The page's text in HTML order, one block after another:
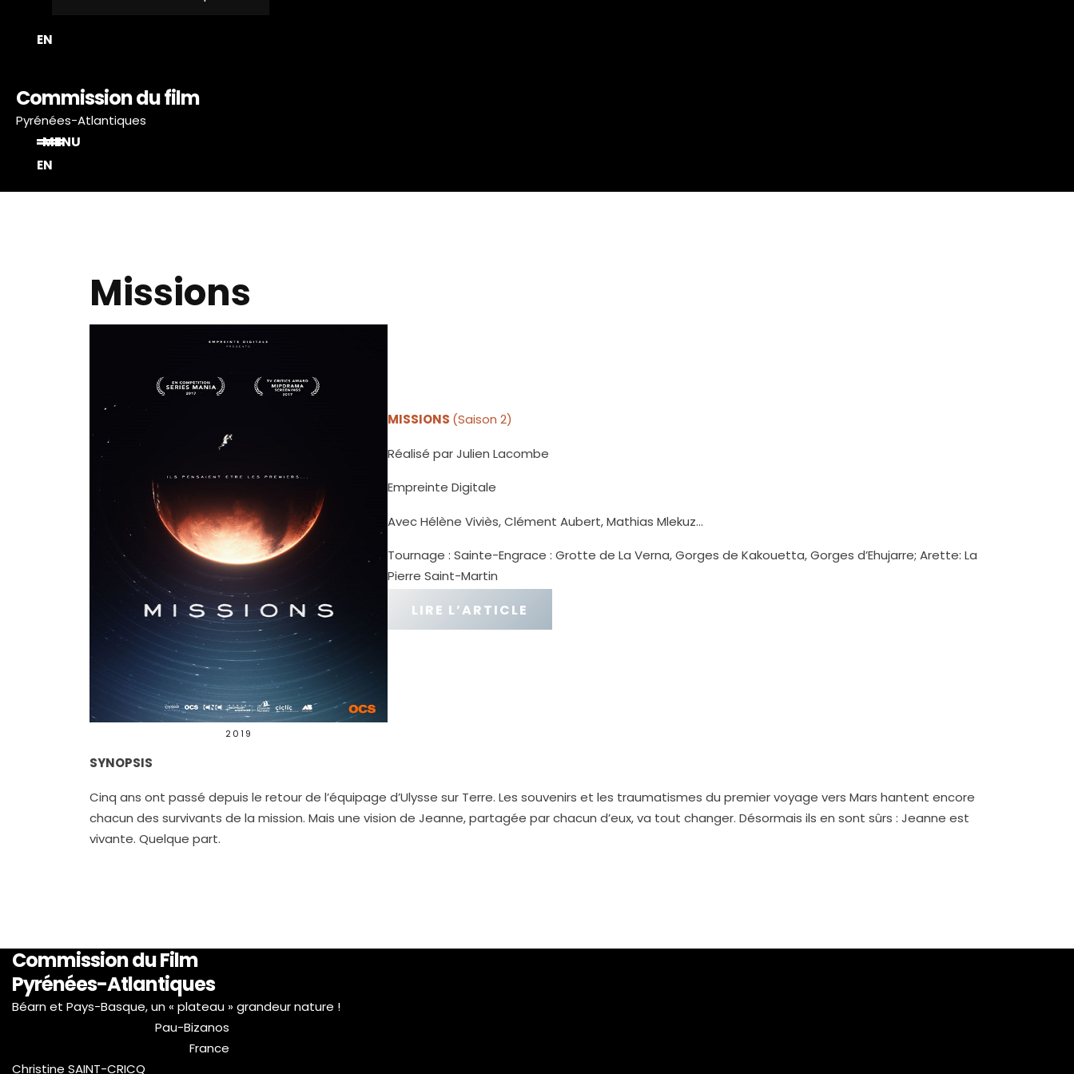
EN
Commission du film
Pyrénées-Atlantiques
MENU
EN
Missions
2019
MISSIONS (Saison 2)
Réalisé par Julien Lacombe
Empreinte Digitale
Avec Hélène Viviès, Clément Aubert, Mathias Mlekuz…
Tournage : Sainte-Engrace : Grotte de La Verna, Gorges de Kakouetta, Gorges d’Ehujarre; Arette: La
Pierre Saint-Martin
LIRE L’ARTICLE
SYNOPSIS
Cinq ans ont passé depuis le retour de l’équipage d’Ulysse sur Terre. Les souvenirs et les traumatismes du premier voyage vers Mars hantent encore
chacun des survivants de la mission. Mais une vision de Jeanne, partagée par chacun d’eux, va tout changer. Désormais ils en sont sûrs : Jeanne est
vivante. Quelque part.
Commission du Film
Pyrénées-Atlantiques
Béarn et Pays-Basque, un « plateau » grandeur nature !
Pau-Bizanos
France
Christine SAINT-CRICQ